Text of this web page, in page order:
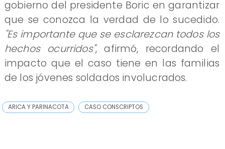
gobierno del presidente Boric en garantizar
que se conozca la verdad de lo sucedido.
"Es importante que se esclarezcan todos los
hechos ocurridos", afirmó, recordando el
impacto que el caso tiene en las familias
de los jóvenes soldados involucrados.
ARICA Y PARINACOTA CASO CONSCRIPTOS